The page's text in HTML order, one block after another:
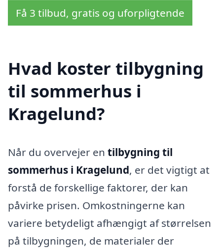
Få 3 tilbud, gratis og uforpligtende
Hvad koster tilbygning
til sommerhus i
Kragelund?
Når du overvejer en tilbygning til
sommerhus i Kragelund, er det vigtigt at
forstå de forskellige faktorer, der kan
påvirke prisen. Omkostningerne kan
variere betydeligt afhængigt af størrelsen
på tilbygningen, de materialer der